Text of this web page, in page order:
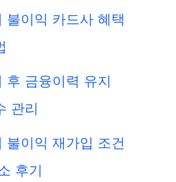
불이익 카드사 혜택
후 금융이력 유지
관리
불이익 재가입 조건
후기